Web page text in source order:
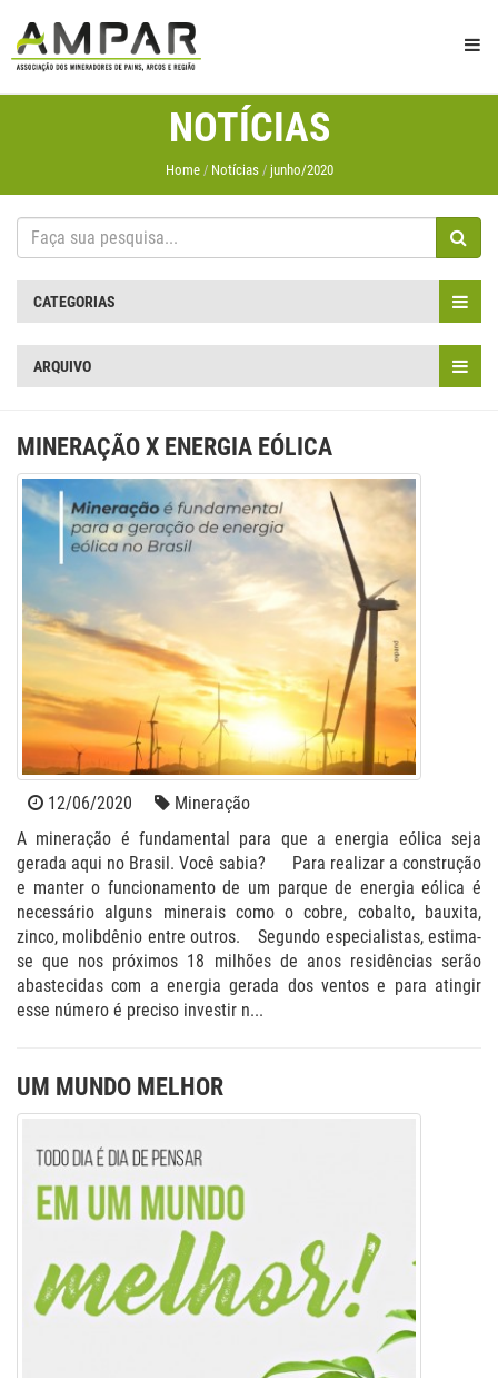
NOTÍCIAS
Home Notícias junho/2020
CATEGORIAS
ARQUIVO
MINERAÇÃO X ENERGIA EÓLICA
12/06/2020
Mineração
A mineração é fundamental para que a energia eólica seja
gerada aqui no Brasil. Você sabia?⠀⠀Para realizar a construção
e manter o funcionamento de um parque de energia eólica é
necessário alguns minerais como o cobre, cobalto, bauxita,
zinco, molibdênio entre outros. ⠀Segundo especialistas, estima-
se que nos próximos 18 milhões de anos residências serão
abastecidas com a energia gerada dos ventos e para atingir
esse número é preciso investir n...
UM MUNDO MELHOR